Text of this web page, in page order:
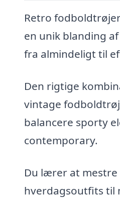
Retro
en unik blanding
fra almindeligt til
Den rigtige
vintage
balancere sporty
contemporary.
Du lærer at
hverdagsoutfits til